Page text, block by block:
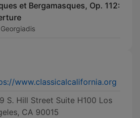
et Bergamasques, Op. 112:
www.classicalcalifornia.org
S. Hill Street Suite H100 Los
CA 90015